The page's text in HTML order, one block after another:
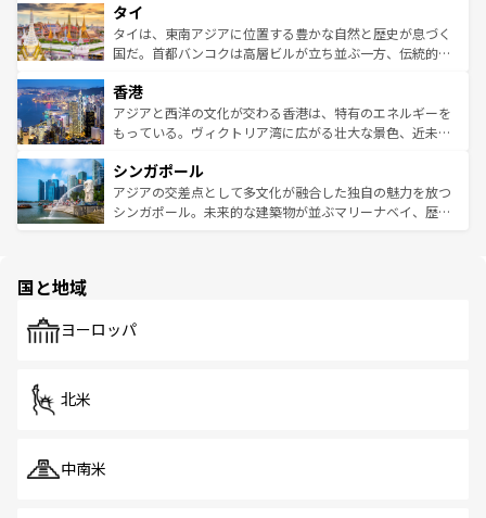
リティに包まれながら、韓国の多彩な魅力を心ゆくまで味
わってみてほしい。 なお、新着の韓国情報はコンテンツ一
覧を参照してほしい。
急速な発展と共に伝統が息づく。ハノイの古い町並みやホ
ーチミン市のフランス統治時代の建物も、独特の雰囲気を
醸し出している。また、バラエティの豊かさとおいしさで
とつ。フォーやバインミー、ベトナムコーヒーなどは、ぜ
ひ現地で味わいたい。どの地域を訪れてもあたたかい人々
が旅行者を迎えてくれるので、きっと忘れられない旅にな
参照してほしい。
タイ
タイは、東南アジアに位置する豊かな自然と歴史が息づく
国だ。首都バンコクは高層ビルが立ち並ぶ一方、伝統的な
の活気が交差している。北部ではチェンマイなどの山岳地
帯で自然と触れ合い、南部ではプーケットやクラビの美し
いビーチでリゾート気分を楽しむことができる。タイ料理
激する。気候は一年中温暖で、どの季節にも異なる楽しみ
が待っている。親しみやすいタイの人々、仏教を中心とし
た文化、そして多様な観光資源が、訪れる旅人を魅了し続
香港
アジアと西洋の文化が交わる香港は、特有のエネルギーを
もっている。ヴィクトリア湾に広がる壮大な景色、近未来
み、どこを訪れても感動するはず。観光スポットが密集し
ており、効率よく見どころを回れるのも魅力。息をのむよ
うな絶景から文化的な体験まで、香港を存分に楽しみ尽く
シンガポール
アジアの交差点として多文化が融合した独自の魅力を放つ
シンガポール。未来的な建築物が並ぶマリーナベイ、歴史
で、ホーカーズは地元の風情を楽しめる外せないスポット
国と地域
ヨーロッパ
北米
中南米